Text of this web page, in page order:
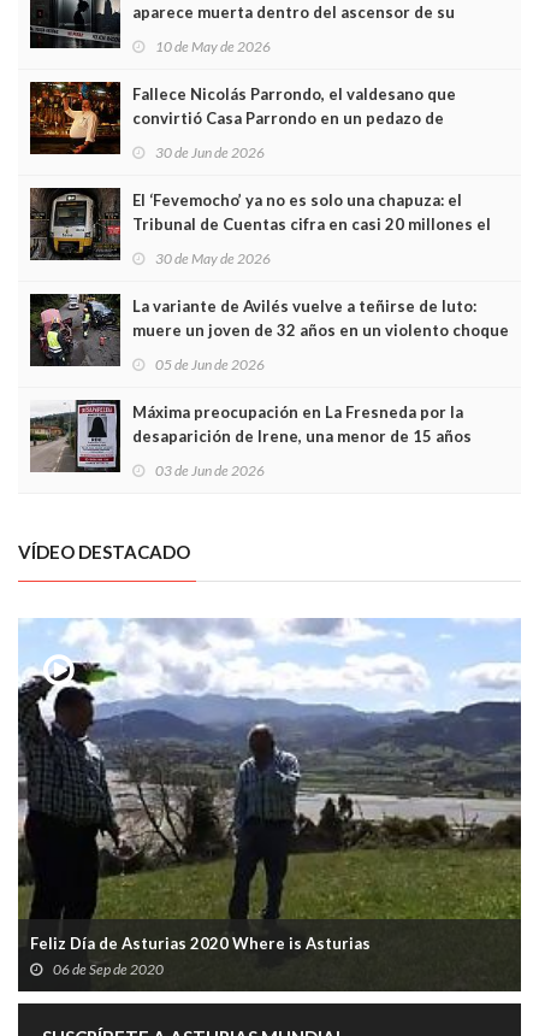
aparece muerta dentro del ascensor de su
10 de May de 2026
Fallece Nicolás Parrondo, el valdesano que
convirtió Casa Parrondo en un pedazo de
30 de Jun de 2026
El ‘Fevemocho’ ya no es solo una chapuza: el
Tribunal de Cuentas cifra en casi 20 millones el
30 de May de 2026
La variante de Avilés vuelve a teñirse de luto:
muere un joven de 32 años en un violento choque
05 de Jun de 2026
Máxima preocupación en La Fresneda por la
desaparición de Irene, una menor de 15 años
03 de Jun de 2026
VÍDEO DESTACADO
Feliz Día de Asturias 2020 Where is Asturias
06 de Sep de 2020